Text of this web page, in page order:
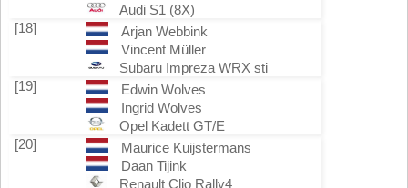
Audi S1 (8X)
[18]
Arjan Webbink
Vincent Müller
Subaru Impreza WRX sti
[19]
Edwin Wolves
Ingrid Wolves
Opel Kadett GT/E
[20]
Maurice Kuijstermans
Daan Tijink
Renault Clio Rally4